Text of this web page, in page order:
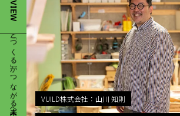
VUILD株式会社 ： 山川 知則